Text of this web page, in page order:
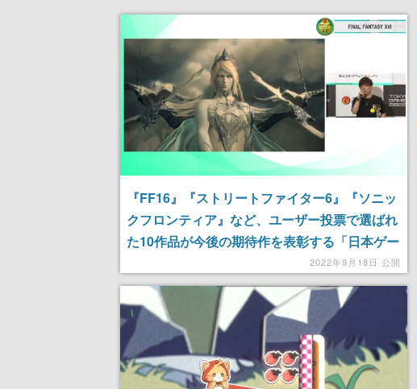
『FF16』『ストリートファイター6』『ソニッ
クフロンティア』など、ユーザー投票で選ばれ
た10作品が今後の期待作を表彰する「日本ゲー
ム大賞 フューチャー部門」を受賞2022年9月18日 公開